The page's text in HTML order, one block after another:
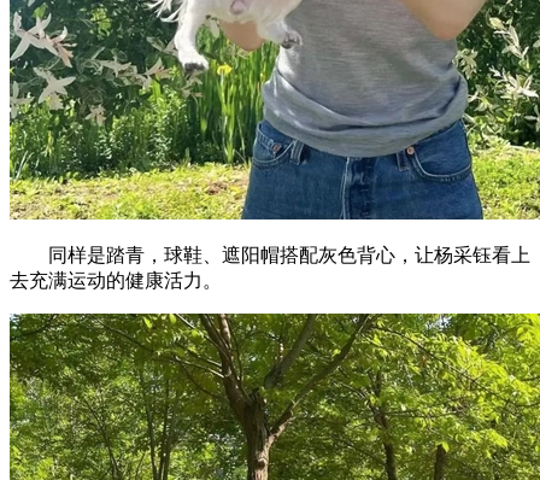
同样是踏青，球鞋、遮阳帽搭配灰色背心，让杨采钰看上
去充满运动的健康活力。